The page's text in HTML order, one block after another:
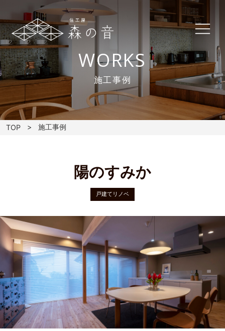
WORKS
施工事例
TOP 施工事例
陽のすみか
戸建てリノベ